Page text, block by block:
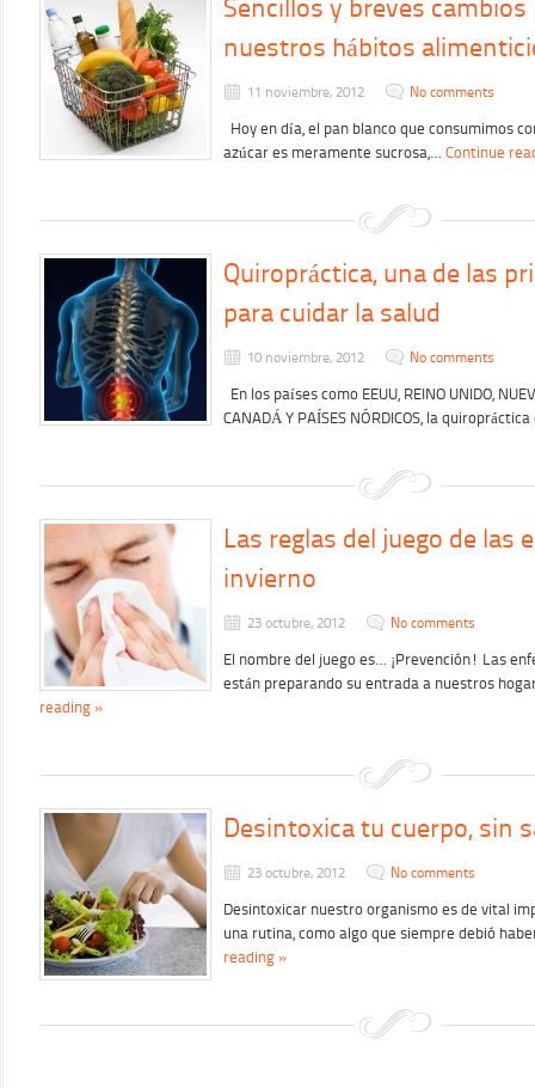
Sencillos y breves
nuestros hábitos
11 noviembre, 2012 No comments
Hoy en día, el pan blanco que consumimos
azúcar es meramente sucrosa,… Continue
Quiropráctica, una de las
para cuidar la salud
10 noviembre, 2012 No comments
En los países como EEUU, REINO UNIDO,
CANADÁ Y PAÍSES NÓRDICOS, la
Las reglas del juego de las
invierno
23 octubre, 2012 No comments
El nombre del juego es… ¡Prevención! Las
están preparando su entrada a nuestros
reading »
Desintoxica tu cuerpo, sin
23 octubre, 2012 No comments
Desintoxicar nuestro organismo es de vital
una rutina, como algo que siempre debió
reading »